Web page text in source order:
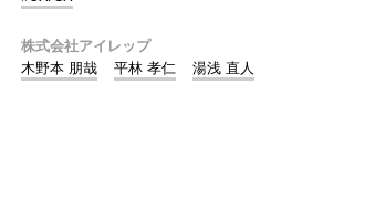
株式会社アイレップ
木野本 朋哉
平林 孝仁 湯浅 直人